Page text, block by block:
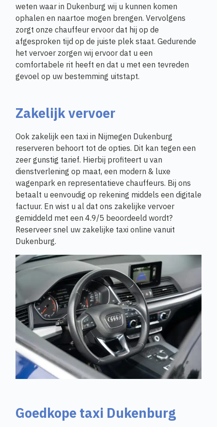
weten waar in Dukenburg wij u kunnen komen
ophalen en naartoe mogen brengen. Vervolgens
zorgt onze chauffeur ervoor dat hij op de
afgesproken tijd op de juiste plek staat. Gedurende
het vervoer zorgen wij ervoor dat u een
comfortabele rit heeft en dat u met een tevreden
gevoel op uw bestemming uitstapt.
Zakelijk vervoer
Ook zakelijk een taxi in Nijmegen Dukenburg
reserveren behoort tot de opties. Dit kan tegen een
zeer gunstig tarief. Hierbij profiteert u van
dienstverlening op maat, een modern & luxe
wagenpark en representatieve chauffeurs. Bij ons
betaalt u eenvoudig op rekening middels een digitale
factuur. En wist u al dat ons zakelijke vervoer
gemiddeld met een 4.9/5 beoordeeld wordt?
Reserveer snel uw zakelijke taxi online vanuit
Dukenburg.
Goedkope taxi Dukenburg